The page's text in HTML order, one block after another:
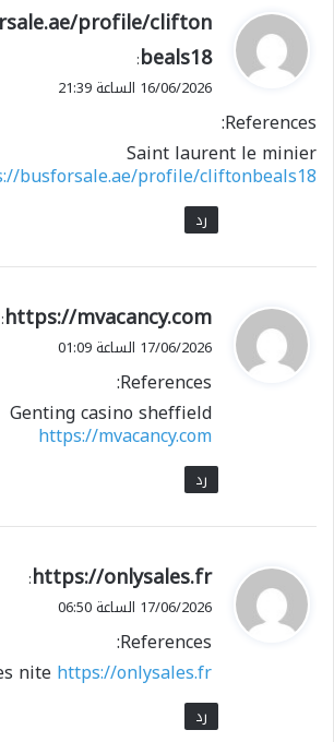
ي
ق
و
ل
profile/clifton
beals18
:
16/06/2026 الساعة 21:39
References:
Saint laurent le minier
busforsale.ae/profile/cliftonbeals18
رد
ي
ق
ل
https://mvacancy.com
:
17/06/2026 الساعة 01:09
References:
Genting casino sheffield
https://mvacancy.com
رد
ي
ق
ل
https://onlysales.fr
:
17/06/2026 الساعة 06:50
References:
nitehttps://onlysales.fr
رد